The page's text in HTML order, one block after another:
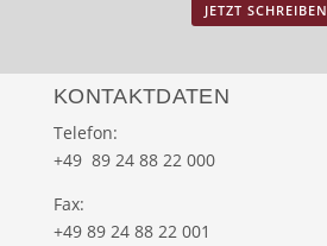
JETZT SCHREIBEN
KONTAKTDATEN
Telefon:
+49 89 24 88 22 000
Fax:
+49 89 24 88 22 001